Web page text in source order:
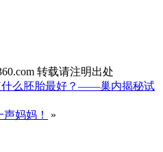
转载请注明出处
什么胚胎最好？——巢内揭秘试
妈妈！
»